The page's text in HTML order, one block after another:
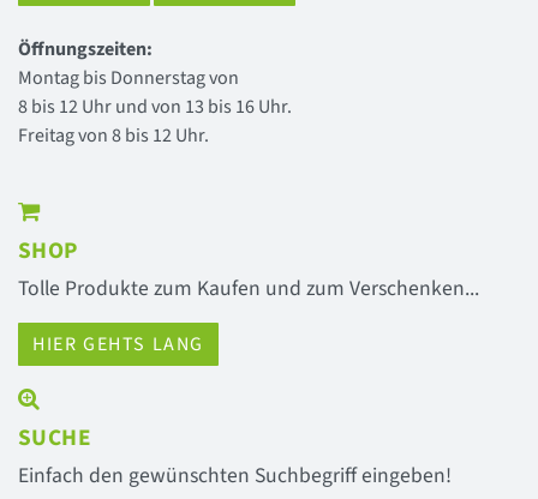
Öffnungszeiten:
Montag bis Donnerstag von
8 bis 12 Uhr und von 13 bis 16 Uhr.
Freitag von 8 bis 12 Uhr.
SHOP
Tolle Produkte zum Kaufen und zum Verschenken...
HIER GEHTS LANG
SUCHE
Einfach den gewünschten Suchbegriff eingeben!